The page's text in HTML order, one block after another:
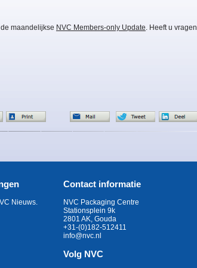
maandelijkse NVC Members-only Update. Heeft u
Nieuws.
Contact informatie
NVC Packaging Centre
Stationsplein 9k
2801 AK, Gouda
+31-(0)182-512411
info@nvc.nl
Volg NVC